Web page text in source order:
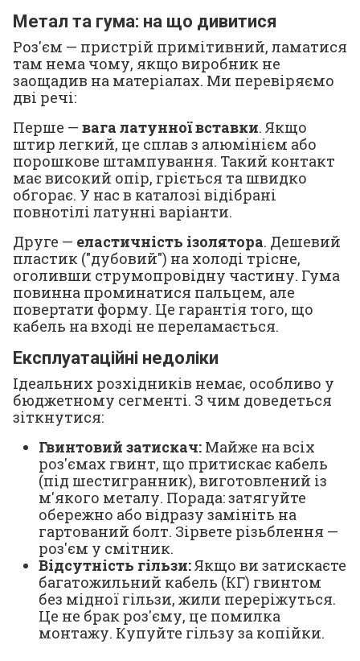
Метал та гума: на що дивитися
Роз'єм — пристрій примітивний, ламатися
там нема чому, якщо виробник не
заощадив на матеріалах. Ми перевіряємо
дві речі:
Перше — вага латунної вставки. Якщо
штир легкий, це сплав з алюмінієм або
порошкове штампування. Такий контакт
має високий опір, гріється та швидко
обгорає. У нас в каталозі відібрані
повнотілі латунні варіанти.
Друге — еластичність ізолятора. Дешевий
пластик ("дубовий") на холоді трісне,
оголивши струмопровідну частину. Гума
повинна проминатися пальцем, але
повертати форму. Це гарантія того, що
кабель на вході не переламається.
Експлуатаційні недоліки
Ідеальних розхідників немає, особливо у
бюджетному сегменті. З чим доведеться
зіткнутися:
Гвинтовий затискач: Майже на всіх
роз'ємах гвинт, що притискає кабель
(під шестигранник), виготовлений із
м'якого металу. Порада: затягуйте
обережно або відразу замініть на
гартований болт. Зірвете різьблення —
роз'єм у смітник.
Відсутність гільзи:Якщо ви затискаєте
багатожильний кабель (КГ) гвинтом
без мідної гільзи, жили переріжуться.
Це не брак роз'єму, це помилка
монтажу. Купуйте гільзу за копійки.